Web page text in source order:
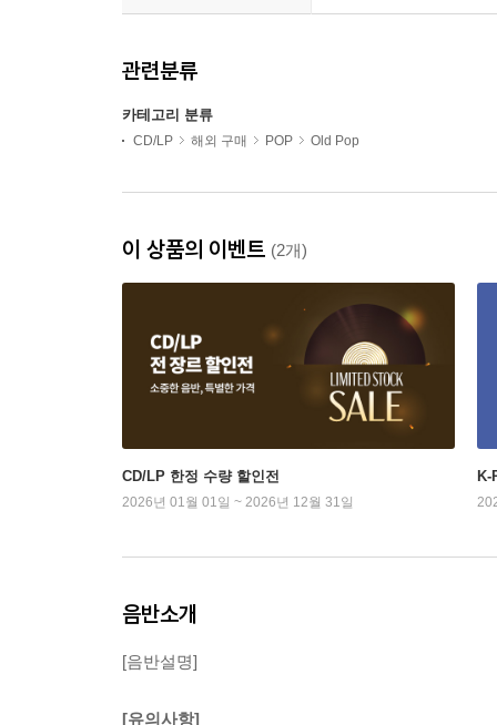
관련분류
카테고리 분류
CD/LP 해외 구매 POP Old Pop
이 상품의 이벤트 (2개)
CD/LP 한정 수량 할인전
2026년 01월 01일 ~ 2026년 12월 31일
K-
음반소개
[음반설명]
[유의사항]